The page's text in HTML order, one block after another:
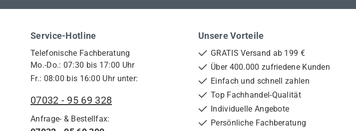
Service-Hotline
Telefonische Fachberatung
Mo.-Do.: 07:30 bis 17:00 Uhr
Fr.: 08:00 bis 16:00 Uhr unter:
07032 - 95 69 328
Anfrage- & Bestellfax:
Unsere Vorteile
GRATIS Versand ab 199 €
Über 400.000 zufriedene Kunden
Einfach und schnell zahlen
Top Fachhandel-Qualität
Individuelle Angebote
Persönliche Fachberatung